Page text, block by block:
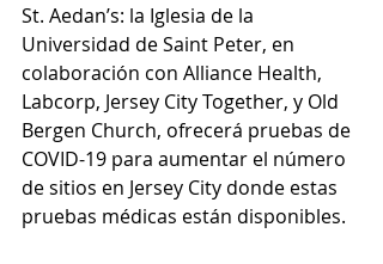
St. Aedan’s: la Iglesia de la
Universidad de Saint Peter, en
colaboración con Alliance Health,
Labcorp, Jersey City Together, y Old
Bergen Church, ofrecerá pruebas de
COVID-19 para aumentar el número
de sitios en Jersey City donde estas
pruebas médicas están disponibles.